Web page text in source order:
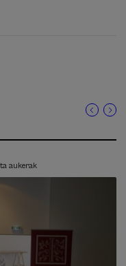
aukerak